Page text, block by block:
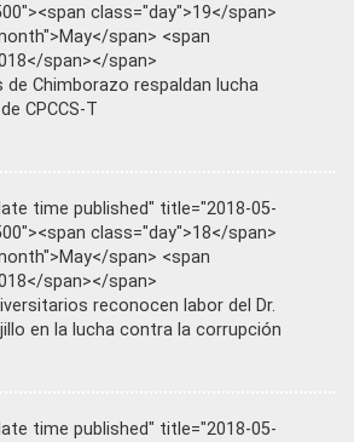
class="day">19</span>
span> <span
span></span>
de Chimborazo respaldan lucha
CPCCS-T
time published" title="2018-05-
class="day">18</span>
span> <span
span></span>
reconocen labor del Dr.
en la lucha contra la corrupción
time published" title="2018-05-